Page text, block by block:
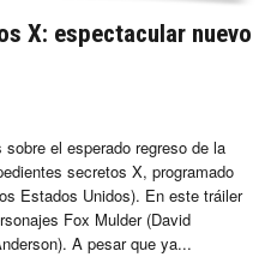
X: espectacular nuevo
el esperado regreso de la
secretos X, programado
Estados Unidos). En este tráiler
Fox Mulder (David
A pesar que ya...